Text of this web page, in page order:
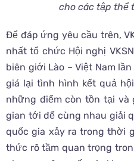
cho các tập thể
Để đáp ứng yêu cầu trên,
nhất tổ chức Hội nghị
biên giới Lào – Việt Nam
giá lại tình hình kết quả
những điểm còn tồn tại và
gian tới để cùng nhau giải
quốc gia xảy ra trong thời
thức rõ tầm quan trọng